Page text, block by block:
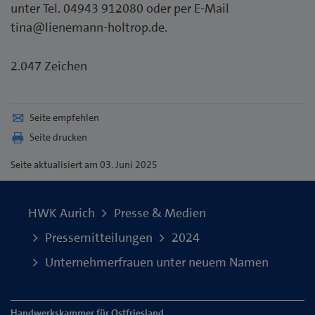
unter Tel. 04943 912080 oder per E-Mail
tina@lienemann-holtrop.de.
2.047 Zeichen
Seite empfehlen
Seite drucken
Seiteaktualisiert am 03. Juni 2025
HWK Aurich
Presse & Medien
Pressemitteilungen
2024
Unternehmerfrauen unter neuem Namen